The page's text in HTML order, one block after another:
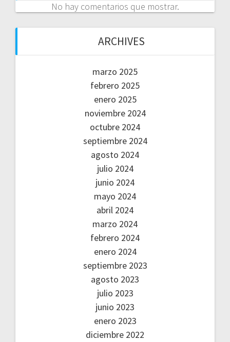
No hay comentarios que mostrar.
ARCHIVES
marzo 2025
febrero 2025
enero 2025
noviembre 2024
octubre 2024
septiembre 2024
agosto 2024
julio 2024
junio 2024
mayo 2024
abril 2024
marzo 2024
febrero 2024
enero 2024
septiembre 2023
agosto 2023
julio 2023
junio 2023
enero 2023
diciembre 2022